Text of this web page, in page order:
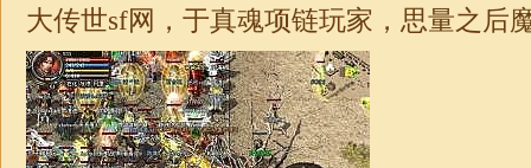
大传世sf网，于真魂项链玩家，思量之后